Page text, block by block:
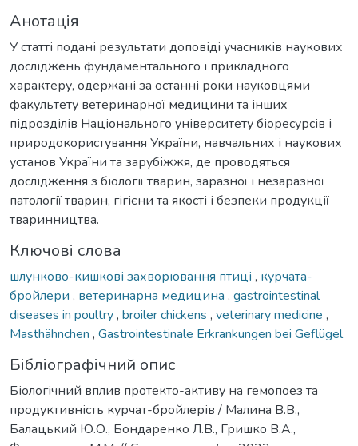
Анотація
У статті подані результати доповіді учасників наукових
досліджень фундаментального і прикладного
характеру, одержані за останні роки науковцями
факультету ветеринарної медицини та інших
підрозділів Національного університету біоресурсів і
природокористування України, навчальних і наукових
установ України та зарубіжжя, де проводяться
дослідження з біології тварин, заразної і незаразної
патології тварин, гігієни та якості і безпеки продукції
тваринництва.
Ключові слова
шлунково-кишкові захворювання птиці , курчата-
бройлери , ветеринарна медицина , gastrointestinal
diseases in poultry, broiler chickens , veterinary medicine ,
Masthähnchen , Gastrointestinale Erkrankungen bei Geflügel
Бібліографічний опис
Біологічний вплив протекто-активу на гемопоез та
продуктивність курчат-бройлерів / Малина В.В.,
Балацький Ю.О., Бондаренко Л.В., Гришко В.А.,